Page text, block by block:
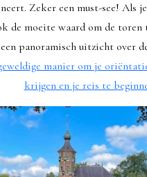
Zeker een must-see! Als
de moeite waard om de
panoramisch uitzicht over
manier om je
krijgen en je reis te